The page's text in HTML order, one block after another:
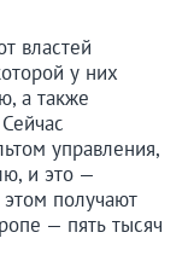
властей
у них
а также
управления,
и это —
получают
— пять тысяч